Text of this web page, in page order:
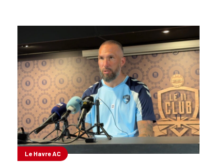
Le Havre AC